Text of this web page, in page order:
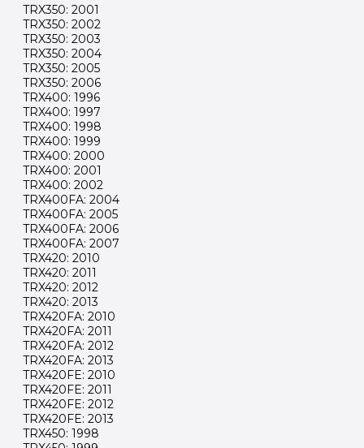
TRX350: 2001
TRX350: 2002
TRX350: 2003
TRX350: 2004
TRX350: 2005
TRX350: 2006
TRX400: 1996
TRX400: 1997
TRX400: 1998
TRX400: 1999
TRX400: 2000
TRX400: 2001
TRX400: 2002
TRX400FA: 2004
TRX400FA: 2005
TRX400FA: 2006
TRX400FA: 2007
TRX420: 2010
TRX420: 2011
TRX420: 2012
TRX420: 2013
TRX420FA: 2010
TRX420FA: 2011
TRX420FA: 2012
TRX420FA: 2013
TRX420FE: 2010
TRX420FE: 2011
TRX420FE: 2012
TRX420FE: 2013
TRX450: 1998